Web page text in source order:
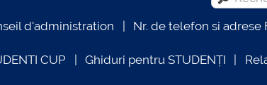
d'administration Nr. de telefon si adrese
CUP Ghiduri pentru STUDENȚI